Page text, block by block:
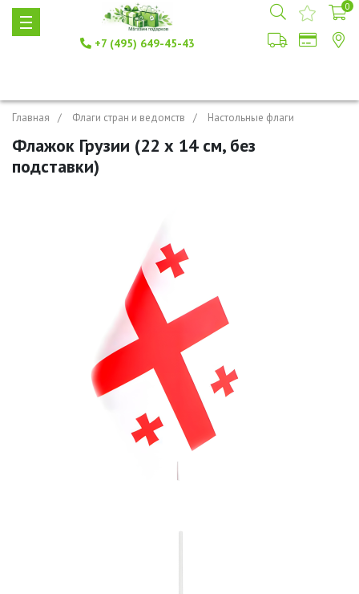
+7 (495) 649-45-43
0
Главная Флаги стран и ведомств Настольные флаги
Флажок Грузии (22 х 14 см, без
подставки)